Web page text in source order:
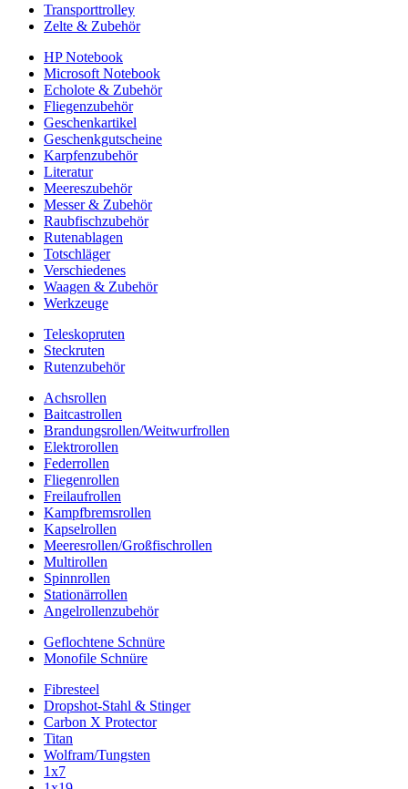
Transporttrolley
Zelte & Zubehör
HP Notebook
Microsoft Notebook
Echolote & Zubehör
Fliegenzubehör
Geschenkartikel
Geschenkgutscheine
Karpfenzubehör
Literatur
Meereszubehör
Messer & Zubehör
Raubfischzubehör
Rutenablagen
Totschläger
Verschiedenes
Waagen & Zubehör
Werkzeuge
Teleskopruten
Steckruten
Rutenzubehör
Achsrollen
Baitcastrollen
Brandungsrollen/Weitwurfrollen
Elektrorollen
Federrollen
Fliegenrollen
Freilaufrollen
Kampfbremsrollen
Kapselrollen
Meeresrollen/Großfischrollen
Multirollen
Spinnrollen
Stationärrollen
Angelrollenzubehör
Geflochtene Schnüre
Monofile Schnüre
Fibresteel
Dropshot-Stahl & Stinger
Carbon X Protector
Titan
Wolfram/Tungsten
1x7